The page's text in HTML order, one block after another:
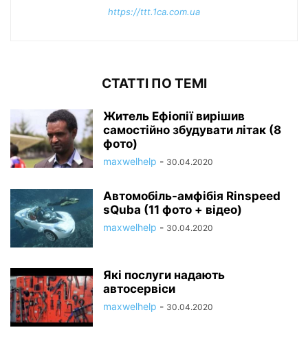
https://ttt.1ca.com.ua
СТАТТІ ПО ТЕМІ
Житель Ефіопії вирішив
самостійно збудувати літак (8
фото)
maxwelhelp - 30.04.2020
Автомобіль-амфібія Rinspeed
sQuba (11 фото + відео)
maxwelhelp - 30.04.2020
Які послуги надають
автосервіси
maxwelhelp - 30.04.2020